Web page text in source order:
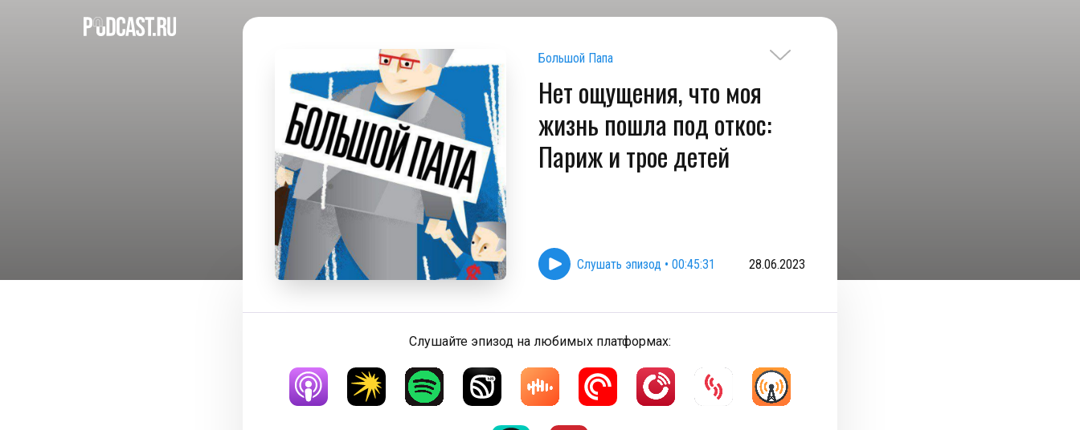
Большой Папа
Нет ощущения, что моя
жизнь пошла под откос:
Париж и трое детей
Слушать эпизод • 00:45:31 28.06.2023
Слушайте эпизод на любимых платформах: